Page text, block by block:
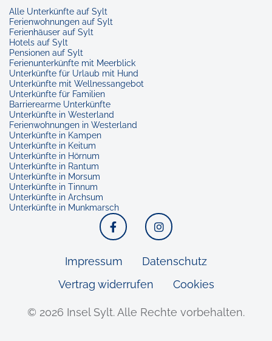
Alle Unterkünfte auf Sylt
Ferienwohnungen auf Sylt
Ferienhäuser auf Sylt
Hotels auf Sylt
Pensionen auf Sylt
Ferienunterkünfte mit Meerblick
Unterkünfte für Urlaub mit Hund
Unterkünfte mit Wellnessangebot
Unterkünfte für Familien
Barrierearme Unterkünfte
Unterkünfte in Westerland
Ferienwohnungen in Westerland
Unterkünfte in Kampen
Unterkünfte in Keitum
Unterkünfte in Hörnum
Unterkünfte in Rantum
Unterkünfte in Morsum
Unterkünfte in Tinnum
Unterkünfte in Archsum
Unterkünfte in Munkmarsch
Facebook Instagram
Impressum
Datenschutz
Vertrag widerrufen
Cookies
© 2026 Insel Sylt.Alle Rechte vorbehalten.